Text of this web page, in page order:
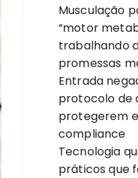
Musculação
“motor
trabalhando
promessas
Entrada
protocolo de
protegerem
compliance
Tecnologia
práticos que